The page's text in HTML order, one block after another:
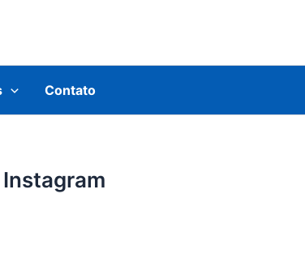
Contato
Instagram